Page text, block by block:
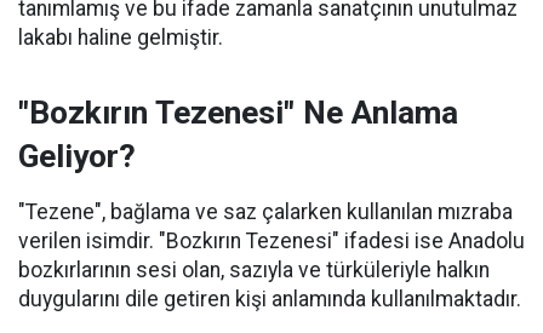
tanımlamış ve bu ifade zamanla sanatçının unutulmaz
lakabı haline gelmiştir.
"Bozkırın Tezenesi" Ne Anlama
Geliyor?
"Tezene", bağlama ve saz çalarken kullanılan mızraba
verilen isimdir. "Bozkırın Tezenesi" ifadesi ise Anadolu
bozkırlarının sesi olan, sazıyla ve türküleriyle halkın
duygularını dile getiren kişi anlamında kullanılmaktadır.